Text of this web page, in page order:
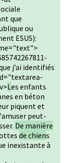
que
ou
ESUS):
j’ai identifiés
Les enfants
en béton
piquent et
peut-
De manière
de chiens
inexistante à